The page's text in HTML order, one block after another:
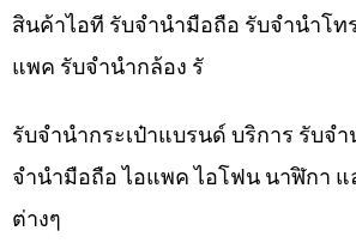
สินค้าไอที รับจำนำมือถือ รับจำนำโท
แพค รับจำนำกล้อง รั
รับจำนำกระเป๋าแบรนด์ บริการ รับจ
จำนำมือถือ ไอแพค ไอโฟน นาฬิกา
ต่างๆ